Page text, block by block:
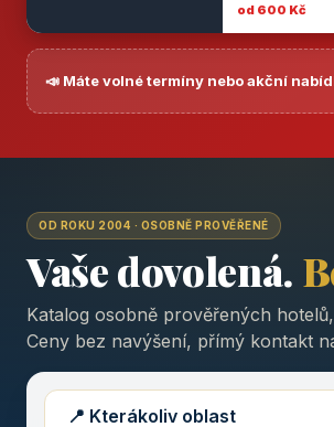
od 600 Kč
📣 Máte volné termíny nebo akční
OD ROKU 2004 · OSOBNĚ PROVĚŘENÉ
Vaše dovolená.
Katalog osobně prověřených
Ceny bez navýšení, přímý kontakt